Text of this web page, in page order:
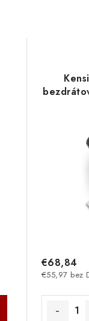
€55,97 bez
€68,84